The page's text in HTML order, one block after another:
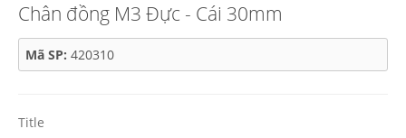
Chân đồng M3 Đực - Cái 30mm
Mã SP: 420310
Title